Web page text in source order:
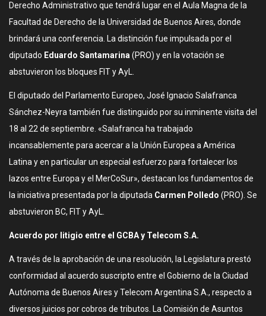
Derecho Administrativo que tendrá lugar en el Aula Magna de la
Facultad de Derecho de la Universidad de Buenos Aires, donde
brindará una conferencia. La distinción fue impulsada por el
diputado Eduardo Santamarina (PRO) y en la votación se
abstuvieron los bloques FIT y AyL.
El diputado del Parlamento Europeo, José Ignacio Salafranca
Sánchez-Neyra también fue distinguido por su inminente visita del
18 al 22 de septiembre. «Salafranca ha trabajado
incansablemente para acercar a la Unión Europea a América
Latina y en particular un especial esfuerzo para fortalecer los
lazos entre Europa y el MerCoSur», destacan los fundamentos de
la iniciativa presentada por la diputada Carmen Polledo (PRO). Se
abstuvieron BC, FIT y AyL.
Acuerdo por litigio entre el GCBA y Telecom S.A.
A través de la aprobación de una resolución, la Legislatura prestó
conformidad al acuerdo suscripto entre el Gobierno de la Ciudad
Autónoma de Buenos Aires y Telecom Argentina S.A., respecto a
diversos juicios por cobros de tributos. La Comisión de Asuntos